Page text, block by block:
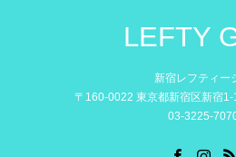
LEFTY
新宿レフティー
〒160-0022 東京都新宿区新宿
03-3225-